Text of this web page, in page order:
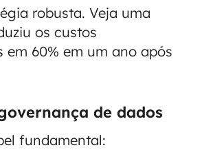
robusta. Veja uma
os custos
60% em um ano após
de dados
fundamental: